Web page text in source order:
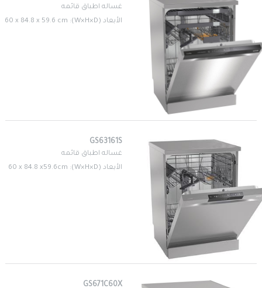
غساله اطباق قائمه
الأبعاد (W×H×D): 60 x 84.8 x 59.6 cm
GS63161S
غساله اطباق قائمه
الأبعاد (W×H×D): 60 x 84.8 x59.6cm
GS671C60X